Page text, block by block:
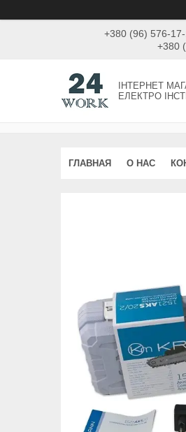
+380 (96) 576-
+380
ІНТЕРНЕТ
ЕЛЕКТРО
ГЛАВНАЯ О НАС